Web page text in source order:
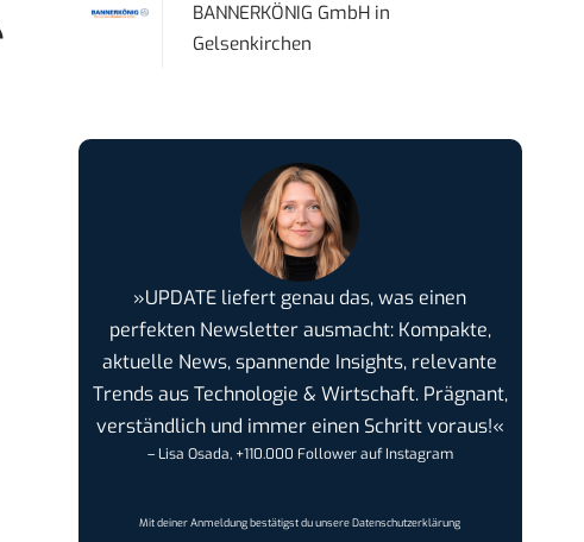
BANNERKÖNIG GmbH in
Gelsenkirchen
»UPDATE liefert genau das, was einen
perfekten Newsletter ausmacht: Kompakte,
aktuelle News, spannende Insights, relevante
Trends aus Technologie & Wirtschaft. Prägnant,
verständlich und immer einen Schritt voraus!«
– Lisa Osada, +110.000 Follower auf Instagram
Mit deiner Anmeldung bestätigst du unsereDatenschutzerklärung